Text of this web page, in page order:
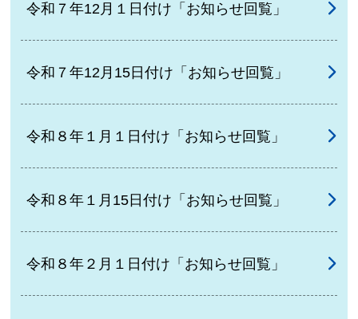
令和７年12月１日付け「お知らせ回覧」
令和７年12月15日付け「お知らせ回覧」
令和８年１月１日付け「お知らせ回覧」
令和８年１月15日付け「お知らせ回覧」
令和８年２月１日付け「お知らせ回覧」